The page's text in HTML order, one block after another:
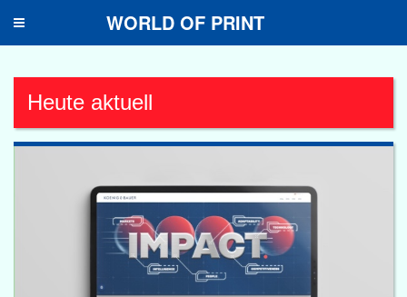
Toggle
WORLD OF PRINT
Heute aktuell